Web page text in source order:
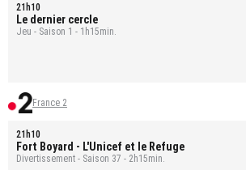
21h10
Le dernier cercle
Jeu - Saison 1 - 1h15min.
France 2
21h10
Fort Boyard - L'Unicef et le Refuge
Divertissement - Saison 37 - 2h15min.